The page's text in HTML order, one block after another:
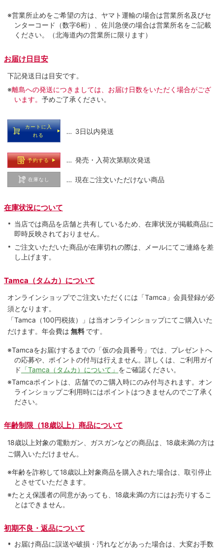
※営業所止めをご希望の方は、ヤマト運輸の場合は営業所名及びセ
ンターコード（数字6桁）、佐川急便の場合は営業所名をご記載
ください。（北海道内の営業所に限ります）
お届け日目安
下記発送日は目安です。
※離島への発送につきましては、お届け日数をいただく場合がござ
います。 予めご了承ください。
カートに入
れる
… 3日以内発送
予約する … 発売・入荷次第順次発送
在庫なし … 現在ご注文いただけない商品
在庫状況について
当店では商品を店舗と共有しているため、在庫状況が掲載商品に
即時反映されておりません。
ご注文いただいた商品が在庫切れの際は、メールにてご連絡を差
し上げます。
Tamca（タムカ）について
オンラインショップでご注⽂いただくには「Tamca」会員登録が必
須となります。
「Tamca （100円税抜）
」は当オンラインショップにてご購⼊いた
だけます。 年会費は 無料 です。
※Tamcaをお届けするまでの「仮の会員番号」では、プレゼントへ
の応募や、ポイントの付与は⾏えません。詳しくは、ご利⽤ガイ
ド 「Tamca（タムカ）について」 をご確認ください。
※Tamcaポイントは、店舗でのご購⼊時にのみ付与されます。オン
ラインショップご利用時にはポイントはつきませんのでご了承く
ださい。
年齢制限（18歳以上）商品について
18歳以上対象の電動ガン、ガスガンなどの商品は、18歳未満の方は
ご購入いただけません。
※年齢を詐称して18歳以上対象商品を購入された場合は、取引停止
とさせていただきます。
※たとえ保護者の同意があっても、18歳未満の方にはお売りするこ
とはできません。
初期不良・返品について
お届け商品に誤送や破損・汚れなどがあった場合は、大変お手数